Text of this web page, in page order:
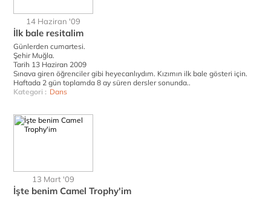
14 Haziran '09
İlk bale resitalim
Günlerden cumartesi.
Şehir Muğla.
Tarih 13 Haziran 2009
Sınava giren öğrenciler gibi heyecanlıydım. Kızımın ilk bale gösteri için.
Haftada 2 gün toplamda 8 ay süren dersler sonunda..
Kategori : Dans
13 Mart '09
İşte benim Camel Trophy'im